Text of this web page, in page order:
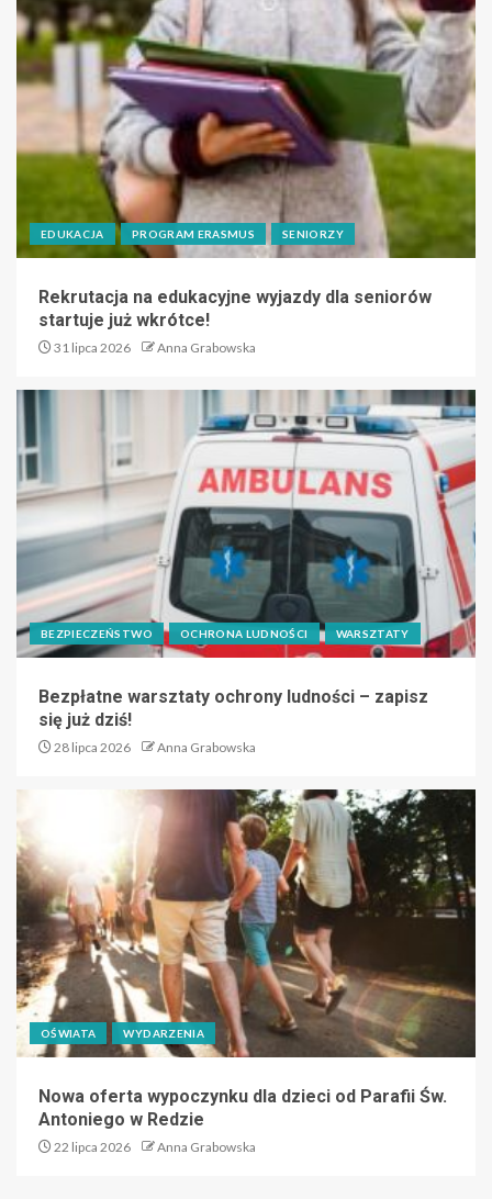
EDUKACJA PROGRAM ERASMUS SENIORZY
Rekrutacja na edukacyjne wyjazdy dla seniorów
startuje już wkrótce!
31 lipca 2026 Anna Grabowska
BEZPIECZEŃSTWO OCHRONA LUDNOŚCI WARSZTATY
Bezpłatne warsztaty ochrony ludności – zapisz
się już dziś!
28 lipca 2026 Anna Grabowska
OŚWIATA WYDARZENIA
Nowa oferta wypoczynku dla dzieci od Parafii Św.
Antoniego w Redzie
22 lipca 2026 Anna Grabowska